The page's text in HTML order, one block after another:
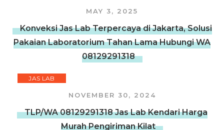
MAY 3, 2025
Konveksi Jas Lab Terpercaya di Jakarta, Solusi
Pakaian Laboratorium Tahan Lama Hubungi WA
08129291318
JAS LAB
NOVEMBER 30, 2024
TLP/WA 08129291318 Jas Lab Kendari Harga
Murah Pengiriman Kilat